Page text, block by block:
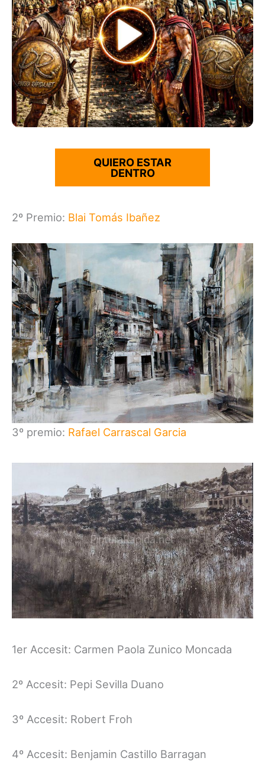
QUIERO ESTAR
DENTRO
2º Premio: Blai Tomás Ibañez
3º premio: Rafael Carrascal Garcia
1er Accesit: Carmen Paola Zunico Moncada
2º Accesit: Pepi Sevilla Duano
3º Accesit: Robert Froh
4º Accesit: Benjamin Castillo Barragan